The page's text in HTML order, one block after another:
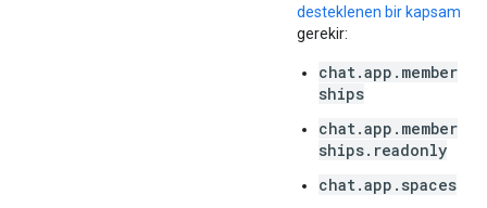
desteklenen bir kapsam
gerekir:
chat.app.member
ships
chat.app.member
ships.readonly
chat.app.spaces